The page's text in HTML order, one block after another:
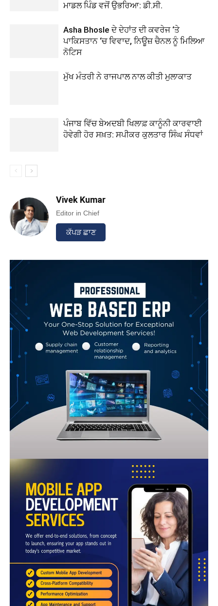
ਮਾਡਲ ਪਿੰਡ ਵਜੋਂ ਉਭਰਿਆ: ਡੀ.ਸੀ.
Asha Bhosle ਦੇ ਦੇਹਾਂਤ ਦੀ ਕਵਰੇਜ ‘ਤੇ
ਪਾਕਿਸਤਾਨ ‘ਚ ਵਿਵਾਦ, ਨਿਊਜ਼ ਚੈਨਲ ਨੂੰ ਮਿਲਿਆ
ਨੋਟਿਸ
ਮੁੱਖ ਮੰਤਰੀ ਨੇ ਰਾਜਪਾਲ ਨਾਲ ਕੀਤੀ ਮੁਲਾਕਾਤ
ਪੰਜਾਬ ਵਿੱਚ ਬੇਅਦਬੀ ਖਿਲਾਫ਼ ਕਾਨੂੰਨੀ ਕਾਰਵਾਈ
ਹੋਵੇਗੀ ਹੋਰ ਸਖ਼ਤ: ਸਪੀਕਰ ਕੁਲਤਾਰ ਸਿੰਘ ਸੰਧਵਾਂ
Vivek Kumar
Editor in Chief
ਕੱਪੜ ਛਾਣ